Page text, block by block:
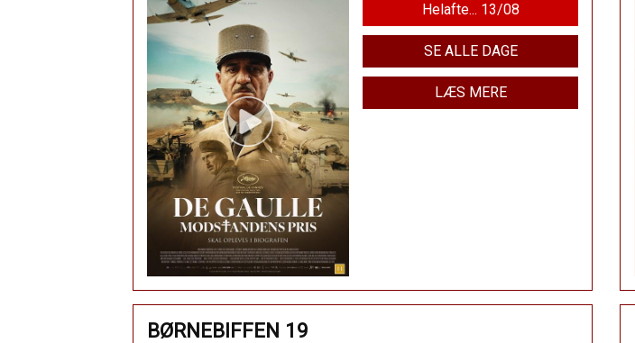
Helafte... 13/08
SE ALLE DAGE
LÆS MERE
BØRNEBIFFEN 19